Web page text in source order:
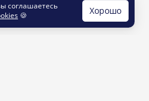
соглашаетесь
🍪 Хорошо